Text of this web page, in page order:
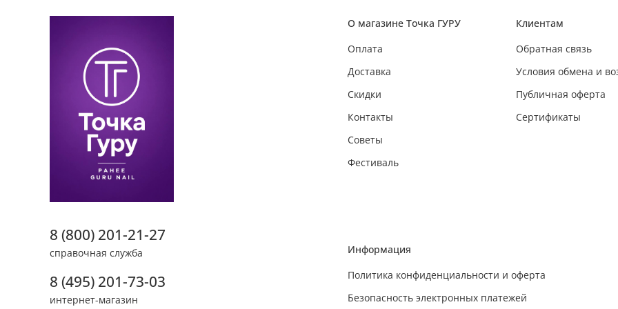
О магазине Точка ГУРУ
Оплата
Доставка
Скидки
Контакты
Советы
Фестиваль
Клиентам
Обратная связь
Условия обмена и
Публичная оферта
Сертификаты
Информация
Политика конфиденциальности и оферта
Безопасность электронных платежей
8 (800) 201-21-27
справочная служба
8 (495) 201-73-03
интернет-магазин